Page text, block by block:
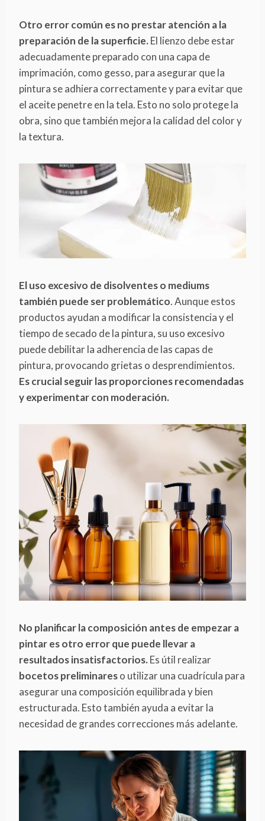
Otro error común es no prestar atención a la
preparación de la superficie. El lienzo debe estar
adecuadamente preparado con una capa de
imprimación, como gesso, para asegurar que la
pintura se adhiera correctamente y para evitar que
el aceite penetre en la tela. Esto no solo protege la
obra, sino que también mejora la calidad del color y
la textura.
El uso excesivo de disolventes o mediums
también puede ser problemático. Aunque estos
productos ayudan a modificar la consistencia y el
tiempo de secado de la pintura, su uso excesivo
puede debilitar la adherencia de las capas de
pintura, provocando grietas o desprendimientos.
Es crucial seguir las proporciones recomendadas
y experimentar con moderación.
No planificar la composición antes de empezar a
pintar es otro error que puede llevar a
resultados insatisfactorios. Es útil realizar
bocetos preliminareso utilizar una cuadrícula para
asegurar una composición equilibrada y bien
estructurada. Esto también ayuda a evitar la
necesidad de grandes correcciones más adelante.